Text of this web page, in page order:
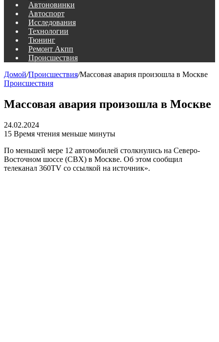
Автоновинки
Автоспорт
Исследования
Технологии
Тюнинг
Ремонт Акпп
Происшествия
Домой/Происшествия/Массовая авария произошла в Москве
Происшествия
Массовая авария произошла в Москве
24.02.2024
15 Время чтения меньше минуты
По меньшей мере 12 автомобилей столкнулись на Северо-
Восточном шоссе (СВХ) в Москве. Об этом сообщил
телеканал 360TV со ссылкой на источник».